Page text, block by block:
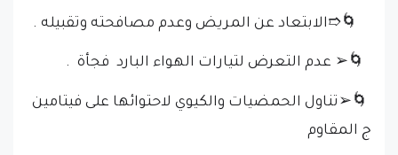
🌀➱الابتعاد عن المريض وعدم مصافحته وتقبيله .
🌀➢ عدم التعرض لتيارات الهواء البارد فجأة .
🌀➢تناول الحمضيات والكيوي لاحتوائها على فيتامين
ج المقاوم